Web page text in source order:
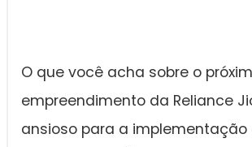
O que você acha sobre o
empreendimento da Reliance
ansioso para a implementação